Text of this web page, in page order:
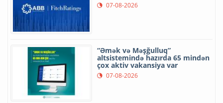
07-08-2026
“Əmək və Məşğulluq”
altsistemində hazırda 65 mindən
çox aktiv vakansiya var
07-08-2026